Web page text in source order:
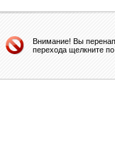
Внимание! Вы
перехода щелкните